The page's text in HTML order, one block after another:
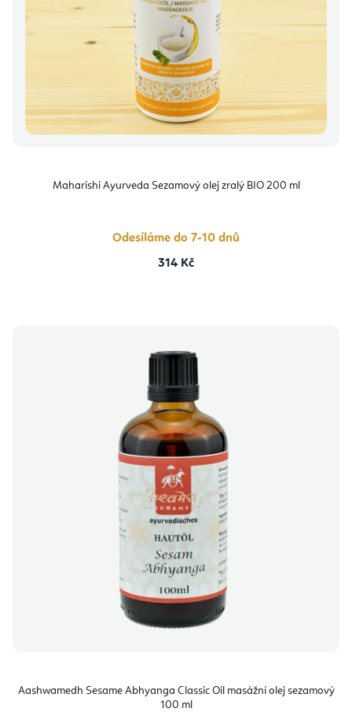
Maharishi Ayurveda Sezamový olej zralý BIO 200 ml
Odesíláme do 7-10 dnů
314 Kč
Aashwamedh Sesame Abhyanga Classic Oil masážní olej sezamový
100 ml